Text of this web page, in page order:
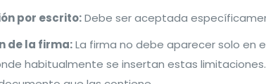
por escrito:Debe ser aceptada
de la firma:La firma no debe aparecer solo en
habitualmente se insertan estas